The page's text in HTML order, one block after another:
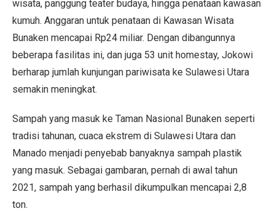
wisata, panggung teater budaya, hingga penataan kawasan
kumuh. Anggaran untuk penataan di Kawasan Wisata
Bunaken mencapai Rp24 miliar. Dengan dibangunnya
beberapa fasilitas ini, dan juga 53 unit homestay, Jokowi
berharap jumlah kunjungan pariwisata ke Sulawesi Utara
semakin meningkat.
Sampah yang masuk ke Taman Nasional Bunaken seperti
tradisi tahunan, cuaca ekstrem di Sulawesi Utara dan
Manado menjadi penyebab banyaknya sampah plastik
yang masuk. Sebagai gambaran, pernah di awal tahun
2021, sampah yang berhasil dikumpulkan mencapai 2,8
ton.